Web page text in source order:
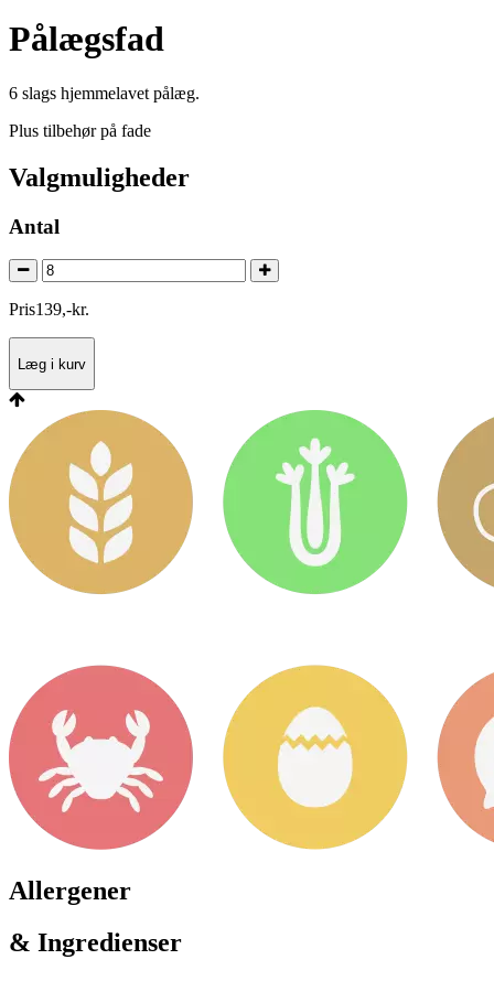
Pålægsfad
6 slags hjemmelavet pålæg.
Plus tilbehør på fade
Valgmuligheder
Antal
Pris139,-kr.
Læg i kurv
Allergener
& Ingredienser